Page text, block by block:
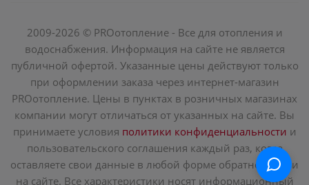
2009-2026 © PROотопление - Все для отопления и
водоснабжения. Информация на сайте не является
публичной офертой. Указанные цены действуют только
при оформлении заказа через интернет-магазин
PROотопление. Цены в пунктах в розничных магазинах
компании могут отличаться от указанных на сайте. Вы
принимаете условия политики конфиденциальности и
пользовательского соглашения каждый раз, когда
оставляете свои данные в любой форме обратной связи
на сайте. Все характеристики носят информационный